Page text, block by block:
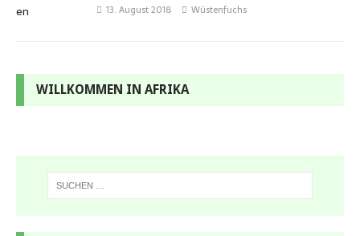
13. August 2018 Wüstenfuchs
WILLKOMMEN IN AFRIKA